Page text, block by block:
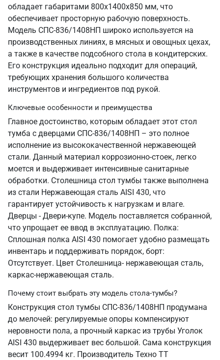
обладает габаритами 800х1400х850 мм, что
обеспечивает просторную рабочую поверхность.
Модель СПС-836/1408НП широко используется на
производственных линиях, в мясных и овощных цехах,
а также в качестве подсобного стола в кондитерских.
Его конструкция идеально подходит для операций,
требующих хранения большого количества
инструментов и ингредиентов под рукой.
Ключевые особенности и преимущества
Главное достоинство, которым обладает этот стол
тумба с дверцами СПС-836/1408НП – это полное
исполнение из высококачественной нержавеющей
стали. Данный материал коррозионно-стоек, легко
моется и выдерживает интенсивные санитарные
обработки. Столешница стол тумбы также выполнена
из стали Нержавеющая сталь AISI 430, что
гарантирует устойчивость к нагрузкам и влаге.
Дверцы - Двери-купе. Модель поставляется собранной,
что упрощает ее ввод в эксплуатацию. Полка:
Сплошная полка AISI 430 помогает удобно размещать
инвентарь и поддерживать порядок, борт:
Отсутствует. Цвет Столешница- нержавеющая сталь,
каркас-нержавеющая сталь.
Почему стоит выбрать эту модель стола-тумбы?
Конструкция стол тумбы СПС-836/1408НП продумана
до мелочей: регулируемые опоры компенсируют
неровности пола, а прочный каркас из трубы Уголок
AISI 430 выдерживает вес большой. Сама конструкция
весит 100.4994 кг. Производитель Техно ТТ